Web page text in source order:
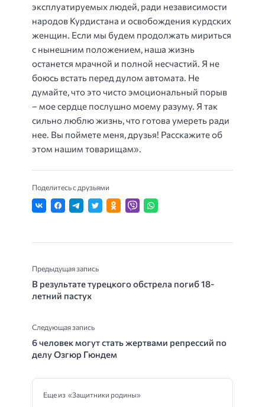
эксплуатируемых людей, ради независимости
народов Курдистана и освобождения курдских
женщин. Если мы будем продолжать мириться
с нынешним положением, наша жизнь
останется мрачной и полной несчастий. Я не
боюсь встать перед дулом автомата. Не
думайте, что это чисто эмоциональный порыв
– мое сердце послушно моему разуму. Я так
сильно люблю жизнь, что готова умереть ради
нее. Вы поймете меня, друзья! Расскажите об
этом нашим товарищам».
Поделитесь с друзьями
Предыдущая запись
В результате турецкого обстрела погиб 18-
летний пастух
Следующая запись
6 человек могут стать жертвами репрессий по
делу Озгюр Гюндем
Еще из «Защитники родины»